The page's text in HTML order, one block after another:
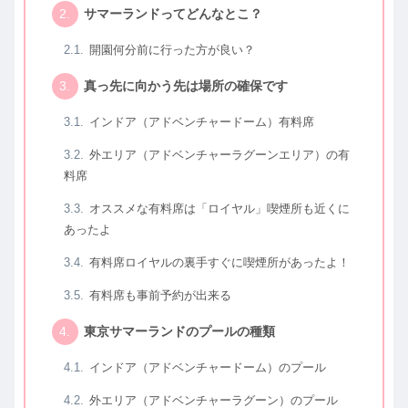
サマーランドってどんなとこ？
開園何分前に行った方が良い？
真っ先に向かう先は場所の確保です
インドア（アドベンチャードーム）有料席
外エリア（アドベンチャーラグーンエリア）の有
料席
オススメな有料席は「ロイヤル」喫煙所も近くに
あったよ
有料席ロイヤルの裏手すぐに喫煙所があったよ！
有料席も事前予約が出来る
東京サマーランドのプールの種類
インドア（アドベンチャードーム）のプール
外エリア（アドベンチャーラグーン）のプール